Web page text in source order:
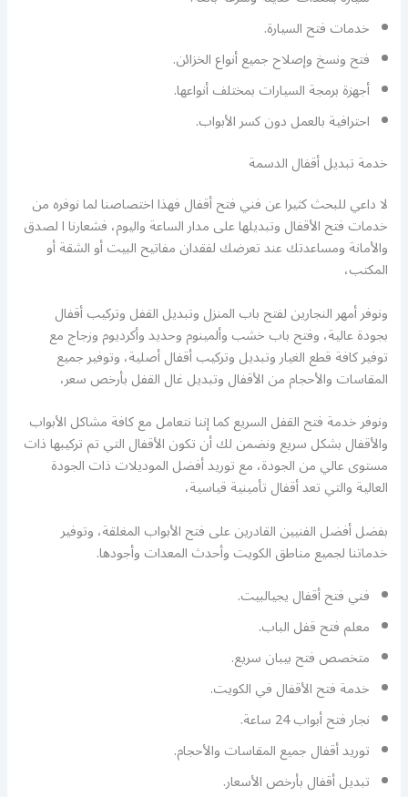
خدمات فتح السيارة.
فتح ونسخ وإصلاح جميع أنواع الخزائن.
أجهزة برمجة السيارات بمختلف أنواعها.
احترافية بالعمل دون كسر الأبواب.
خدمة تبديل أقفال الدسمة
لا داعي للبحث كثيرا عن فني فتح أقفال فهذا اختصاصنا لما نوفره من
خدمات فتح الأقفال وتبديلها على مدار الساعة واليوم، فشعارنا ا لصدق
والأمانة ومساعدتك عند تعرضك لفقدان مفاتيح البيت أو الشقة أو
المكتب،
ونوفر أمهر النجارين لفتح باب المنزل وتبديل القفل وتركيب أقفال
بجودة عالية، وفتح باب خشب وألمينوم وحديد وأكرديوم وزجاج مع
توفير كافة قطع الغيار وتبديل وتركيب أقفال أصلية، وتوفير جميع
المقاسات والأحجام من الأقفال وتبديل غال القفل بأرخص سعر،
ونوفر خدمة فتح القفل السريع كما إننا نتعامل مع كافة مشاكل الأبواب
والأقفال بشكل سريع ونضمن لك أن تكون الأقفال التي تم تركيبها ذات
مستوى عالي من الجودة، مع توريد أفضل الموديلات ذات الجودة
العالية والتي تعد أقفال تأمينية قياسية،
بفضل أفضل الفنيين القادرين على فتح الأبواب المغلقة، وتوفير
خدماتنا لجميع مناطق الكويت وأحدث المعدات وأجودها.
فني فتح أقفال يجيالبيت.
معلم فتح قفل الباب.
متخصص فتح بيبان سريع.
خدمة فتح الأقفال في الكويت.
نجار فتح أبواب 24 ساعة.
توريد أقفال جميع المقاسات والأحجام.
تبديل أقفال بأرخص الأسعار.